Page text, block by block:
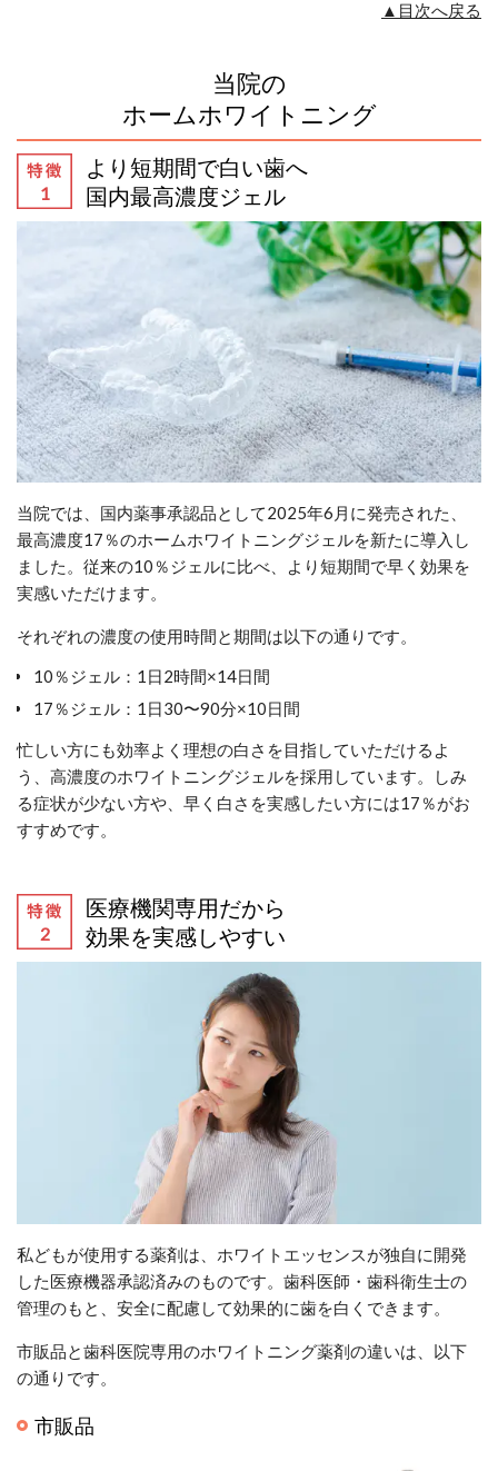
▲目次へ戻る
当院の
ホームホワイトニング
より短期間で白い歯へ
国内最高濃度ジェル
当院では、国内薬事承認品として2025年6月に発売された、
最高濃度17％のホームホワイトニングジェルを新たに導入し
ました。従来の10％ジェルに比べ、より短期間で早く効果を
実感いただけます。
それぞれの濃度の使用時間と期間は以下の通りです。
10％ジェル：1日2時間×14日間
17％ジェル：1日30〜90分×10日間
忙しい方にも効率よく理想の白さを目指していただけるよ
う、高濃度のホワイトニングジェルを採用しています。しみ
る症状が少ない方や、早く白さを実感したい方には17％がお
すすめです。
医療機関専用だから
効果を実感しやすい
私どもが使用する薬剤は、ホワイトエッセンスが独自に開発
した医療機器承認済みのものです。歯科医師・歯科衛生士の
管理のもと、安全に配慮して効果的に歯を白くできます。
市販品と歯科医院専用のホワイトニング薬剤の違いは、以下
の通りです。
市販品